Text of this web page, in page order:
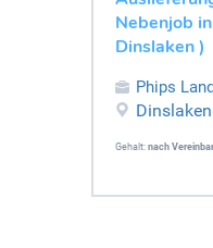
Nebenjob
Dinslaken )
Phips
Dinslaken
Gehalt: nach